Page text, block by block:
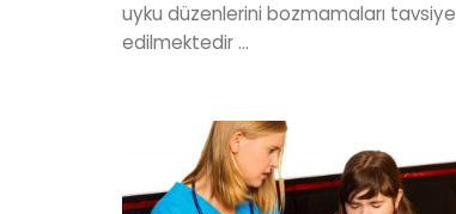
uyku düzenlerini bozmamaları tavsiye
edilmektedir ...